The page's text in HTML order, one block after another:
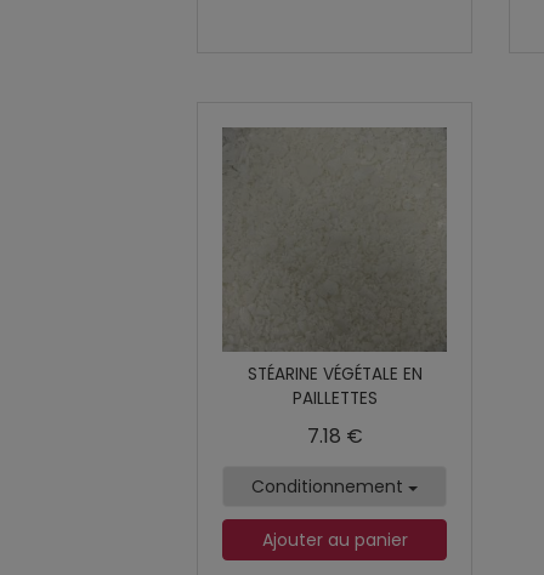
STÉARINE VÉGÉTALE EN
PAILLETTES
7.18 €
Conditionnement
Ajouter au panier